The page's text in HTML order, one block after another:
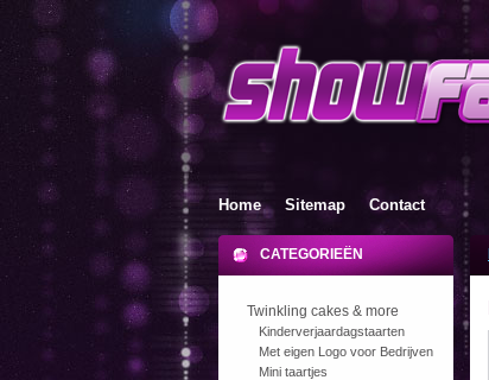
Home Sitemap Contact
CATEGORIEËN
Twinkling cakes & more
Kinderverjaardagstaarten
Met eigen Logo voor Bedrijven
Mini taartjes